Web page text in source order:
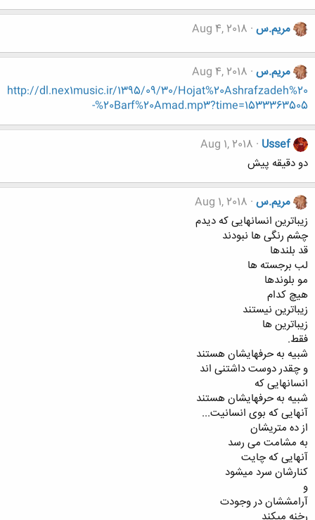
مریم.س Aug 4, 2018
مریم.س Aug 4, 2018
http://dl.nex1music.ir/1395/09/30/Hojat%20Ashrafzadeh%20
-%20Barf%20Amad.mp3?time=1533363505
Ussef
Aug 1, 2018
دو دقیقه پیش
مریم.س Aug 1, 2018
زیباترین انسانهایی که دیدم
چشم رنگی ها نبودند
قد بلندها
لب برجسته ها
مو بلوندها
هیچ کدام
زیباترین نیستند
زیباترین ها
فقط.
شبیه به حرفهایشان هستند
و چقدر دوست داشتنی اند
انسانهایی که
شبیه به حرفهایشان هستند
آنهایی که بوی انسانیت...
از ده متریشان
به مشامت می رسد
آنهایی که چایت
کنارشان سرد میشود
و
آرامششان در وجودت